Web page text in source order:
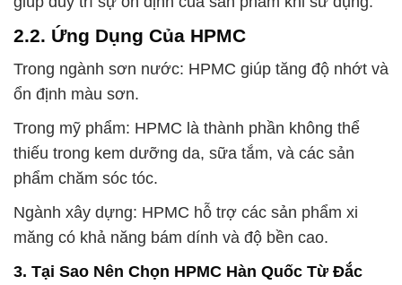
2.2. Ứng Dụng Của HPMC
Trong ngành sơn nước: HPMC giúp tăng độ nhớt và
ổn định màu sơn.
Trong mỹ phẩm: HPMC là thành phần không thể
thiếu trong kem dưỡng da, sữa tắm, và các sản
phẩm chăm sóc tóc.
Ngành xây dựng: HPMC hỗ trợ các sản phẩm xi
măng có khả năng bám dính và độ bền cao.
3. Tại Sao Nên Chọn HPMC Hàn Quốc Từ Đắc